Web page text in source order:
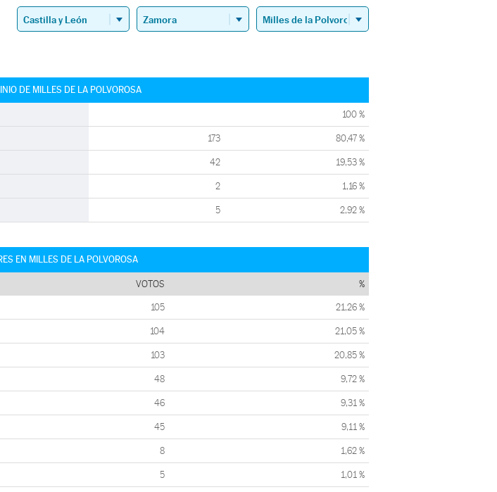
DE MILLES DE LA POLVOROSA
100 %
173 80,47 %
42 19,53 %
2 1,16 %
5 2,92 %
EN MILLES DE LA POLVOROSA
VOTOS %
105 21,26 %
104 21,05 %
103 20,85 %
48 9,72 %
46 9,31 %
45 9,11 %
8 1,62 %
5 1,01 %